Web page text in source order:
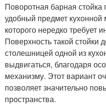
Поворотная барная стойка
удобный предмет
которого нередко требует
Поверхность такой стойки
столешницей одной из
выдвигаться, благодаря
механизму. Этот вариант
позволяет значительно
пространства.